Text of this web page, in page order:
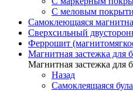
С меловым
Самоклеющаяся
Сверхсильный
Феррошит
Магнитная застежка для
Магнитная застежка для
Назад
Самоклеящаяся